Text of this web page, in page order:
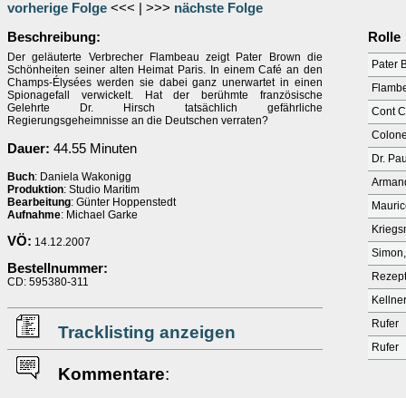
vorherige Folge <<< | >>> nächste Folge
Beschreibung:
Der geläuterte Verbrecher Flambeau zeigt Pater Brown die
Schönheiten seiner alten Heimat Paris. In einem Café an den
Champs-Élysées werden sie dabei ganz unerwartet in einen
Spionagefall verwickelt. Hat der berühmte französische
Gelehrte Dr. Hirsch tatsächlich gefährliche
Regierungsgeheimnisse an die Deutschen verraten?
Dauer: 44.55 Minuten
Buch: Daniela Wakonigg
Produktion: Studio Maritim
Bearbeitung: Günter Hoppenstedt
Aufnahme: Michael Garke
VÖ: 14.12.2007
Bestellnummer:
CD: 595380-311
Tracklisting anzeigen
Kommentare:
Rolle
Pater
Cont
Dr.
Rufer
Rufer